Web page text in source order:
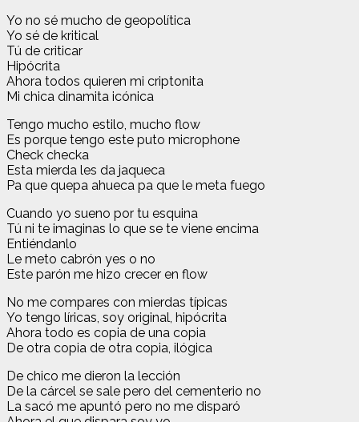
Yo no sé mucho de geopolítica
Yo sé de kritical
Tú de criticar
Hipócrita
Ahora todos quieren mi criptonita
Mi chica dinamita icónica
Tengo mucho estilo, mucho flow
Es porque tengo este puto microphone
Check checka
Esta mierda les da jaqueca
Pa que quepa ahueca pa que le meta fuego
Cuando yo sueno por tu esquina
Tú ni te imaginas lo que se te viene encima
Entiéndanlo
Le meto cabrón yes o no
Este parón me hizo crecer en flow
No me compares con mierdas típicas
Yo tengo líricas, soy original, hipócrita
Ahora todo es copia de una copia
De otra copia de otra copia, ilógica
De chico me dieron la lección
De la cárcel se sale pero del cementerio no
La sacó me apuntó pero no me disparó